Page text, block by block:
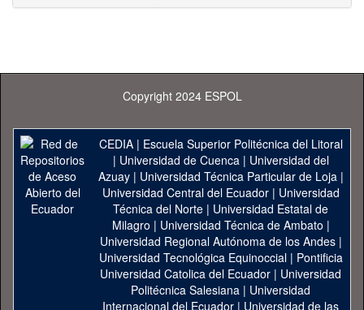
Copyright 2024 ESPOL
CEDIA| Escuela Superior Politécnica del Litoral
| Universidad de Cuenca| Universidad del
Azuay| Universidad Técnica Particular de Loja|
Universidad Central del Ecuador| Universidad
Técnica del Norte | Universidad Estatal de
Milagro | Universidad Técnica de Ambato |
Universidad Regional Autónoma de los Andes|
Universidad Tecnológica Equinoccial| Pontificia
Universidad Catolica del Ecuador | Universidad
Politécnica Salesiana | Universidad
Internacional del Ecuador | Universidad de las